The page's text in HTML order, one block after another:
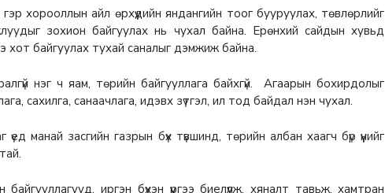
хорооллын айл өрхүүдийн яндангийн тоог бууруулах, төвлөрлийг
зохион байгуулах нь чухал байна. Ерөнхий сайдын хувьд
хот байгуулах тухай саналыг дэмжиж байна.
нэг ч яам, төрийн байгууллага байхгүй. Агаарын бохирдолыг
сахилга, санаачлага, идэвх зүтгэл, ил тод байдал нэн чухал.
үед манай засгийн газрын бүх түвшинд, төрийн албан хаагч бүр үүнийг
иргэн бүхэн үүргээ биелүүлж, хяналт тавьж, хамтран